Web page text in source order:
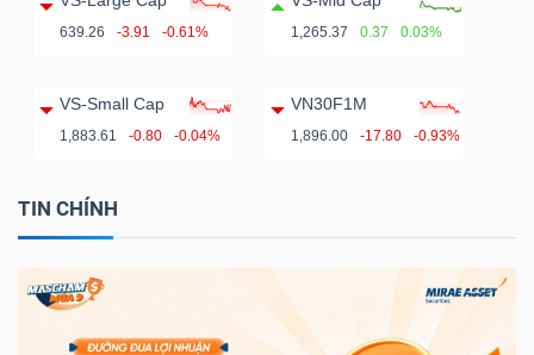
639.26 -3.91 -0.61% 1,265.37 0.37 0.03%
VS-Small Cap
1,883.61 -0.80 -0.04%
VN30F1M
1,896.00 -17.80 -0.93%
TIN CHÍNH